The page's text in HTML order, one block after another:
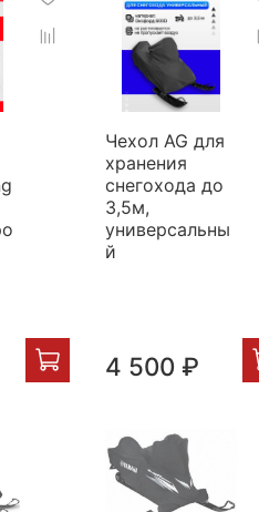
Чехол AG для
хранения
снегохода до
3,5м,
универсальны
й
4 500 ₽